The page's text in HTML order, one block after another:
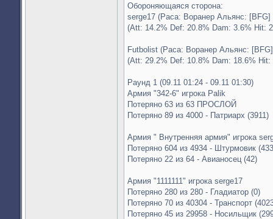
Обороняющаяся сторона:
serge17 (Раса: Воранер Альянс: [BFG]
(Att: 14.2% Def: 20.8% Dam: 3.6% Hit:
Futbolist (Раса: Воранер Альянс:
(Att: 29.2% Def: 10.8% Dam: 18.6% Hit:
Раунд 1 (09.11 01:24 - 09.11 01:30)
Армия "342-6" игрока Palik
Потеряно 63 из 63 ПРОСЛОЙ
Потеряно 89 из 4000 - Патриарх (3911)
Армия " Внутренняя армия" игрока
Потеряно 604 из 4934 - Штурмовик
Потеряно 22 из 64 - Авианосец (42)
Армия "1111111" игрока serge17
Потеряно 280 из 280 - Гладиатор (0)
Потеряно 70 из 40304 - Транспорт
Потеряно 45 из 29958 - Носильщик